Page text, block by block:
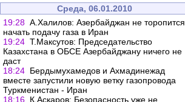
Среда, 06.01.2010
19:28 А.Халилов: Азербайджан не торопится
начать подачу газа в Иран
19:24 Т.Максутов: Председательство
Казахстана в ОБСЕ Азербайджану ничего не
даст
18:24 Бердымухамедов и Ахмадинежад
вместе запустили новую ветку газопровода
Туркменистан - Иран
18:16 К.Аскаров: Безопасность уже не